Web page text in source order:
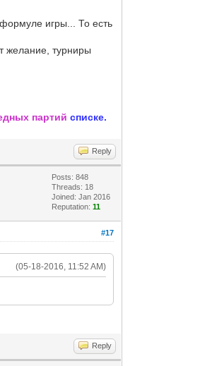
игры... То есть
желание, турниры
партий списке.
Reply
Posts: 848
Threads: 18
Joined: Jan 2016
Reputation:11
#17
(05-18-2016, 11:52 AM)
Reply